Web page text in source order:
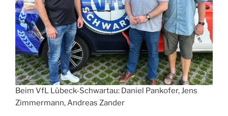
Beim VfL Lübeck-Schwartau: Daniel Pankofer, Jens
Zimmermann, Andreas Zander